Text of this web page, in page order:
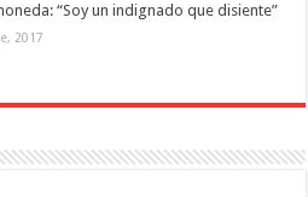
“Soy un indignado que disiente”
2017